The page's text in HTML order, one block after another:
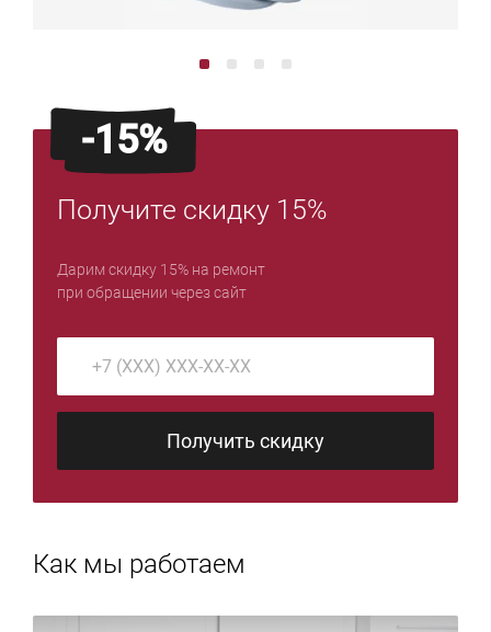
-15%
Получите скидку 15%
Дарим скидку 15% на ремонт
при обращении через сайт
Получить скидку
Как мы работаем